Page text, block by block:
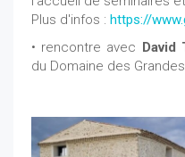
Plus d'infos : https://
• rencontre avec David
du Domaine des